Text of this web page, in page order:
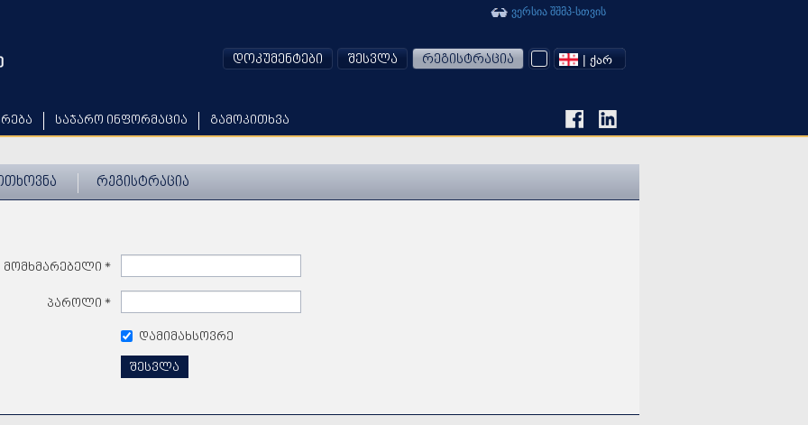
საჯარო ინფორმაცია გამოკითხვა
ვერსია შშმპ-სთვის
დოკუმენტები შესვლა რეგისტრაცია | ᲥᲐᲠ
რეგისტრაცია
მომხმარებელი *
პაროლი *
დამიმახსოვრე
შესვლა